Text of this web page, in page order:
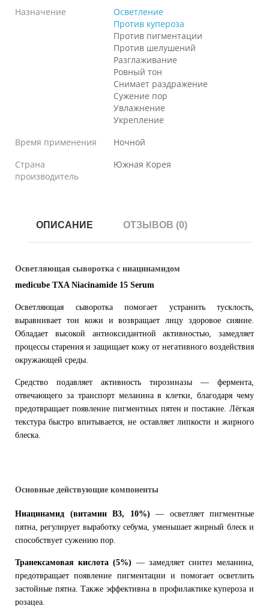
Назначение
Осветление
Против купероза
Против пигментации
Против шелушений
Разглаживание
Ровный тон
Снимает раздражение
Сужение пор
Увлажнение
Укрепление
Время применения
Ночной
Страна
производитель
Южная Корея
ОПИСАНИЕ ОТЗЫВОВ (0)
Осветляющая сыворотка с ниацинамидом
medicube TXA Niacinamide 15 Serum
Осветляющая сыворотка помогает устранить тусклость,
выравнивает тон кожи и возвращает лицу здоровое сияние.
Обладает высокой антиоксидантной активностью, замедляет
процессы старения и защищает кожу от негативного воздействия
окружающей среды.
Средство подавляет активность тирозиназы — фермента,
отвечающего за транспорт меланина в клетки, благодаря чему
предотвращает появление пигментных пятен и постакне. Лёгкая
текстура быстро впитывается, не оставляет липкости и жирного
блеска.
Основные действующие компоненты
Ниацинамид (витамин B3, 10%) — осветляет пигментные
пятна, регулирует выработку себума, уменьшает жирный блеск и
способствует сужению пор.
Транексамовая кислота (5%) — замедляет синтез меланина,
предотвращает появление пигментации и помогает осветлить
застойные пятна. Также эффективна в профилактике купероза и
розацеа.